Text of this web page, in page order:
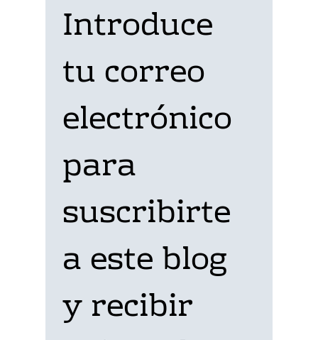
Introduce
tu correo
electrónico
para
suscribirte
a este blog
y recibir